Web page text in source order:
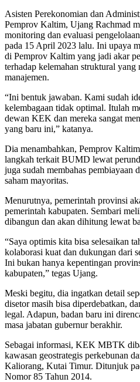
Asisten Perekonomian dan
Pemprov Kaltim, Ujang Rachmad
monitoring dan evaluasi
pada 15 April 2023 lalu. Ini upaya
di Pemprov Kaltim yang jadi akar
terhadap kelemahan struktural yang
manajemen.
“Ini bentuk jawaban. Kami sudah
kelembagaan tidak optimal. Itulah
dewan KEK dan mereka sangat
yang baru ini,” katanya.
Dia menambahkan, Pemprov
langkah terkait BUMD lewat
juga sudah membahas pembiayaan
saham mayoritas.
Menurutnya, pemerintah provinsi
pemerintah kabupaten. Sembari
dibangun dan akan dihitung lewat
“Saya optimis kita bisa selesaikan
kolaborasi kuat dan dukungan dari
Ini bukan hanya kepentingan
kabupaten,” tegas Ujang.
Meski begitu, dia ingatkan detail
disetor masih bisa diperdebatkan,
legal. Adapun, badan baru ini
masa jabatan gubernur berakhir.
Sebagai informasi, KEK MBTK
kawasan geostrategis perkebunan
Kaliorang, Kutai Timur. Ditunjuk
Nomor 85 Tahun 2014.